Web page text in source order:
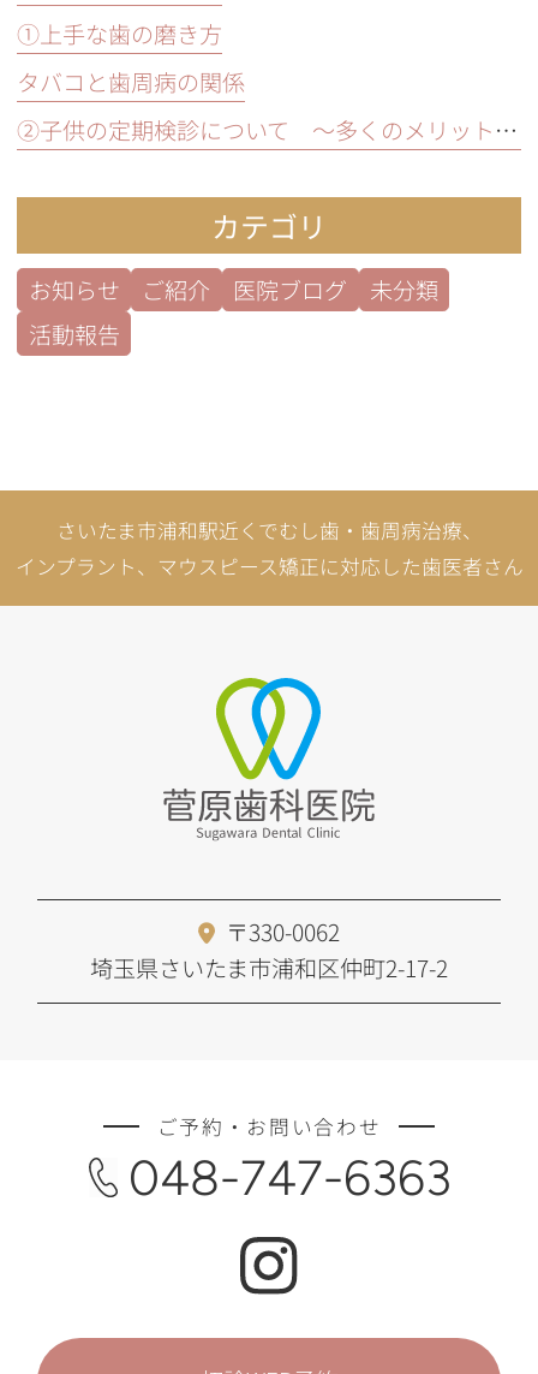
①上手な歯の磨き方
タバコと歯周病の関係
②子供の定期検診について ～多くのメリットとは？～
カテゴリ
お知らせ ご紹介 医院ブログ
未分類
活動報告
さいたま市浦和駅近くでむし歯・歯周病治療、
インプラント、マウスピース矯正に対応した歯医者さん
〒330-0062
埼玉県さいたま市浦和区仲町2-17-2
ご予約・お問い合わせ
048-747-6363